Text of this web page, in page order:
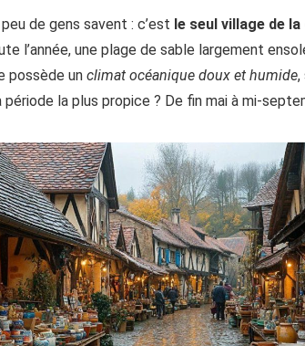
de gens savent : c’est le seul village de
l’année, une plage de sable largement
possède un climat océanique doux et humide,
la plus propice ? De fin mai à mi-